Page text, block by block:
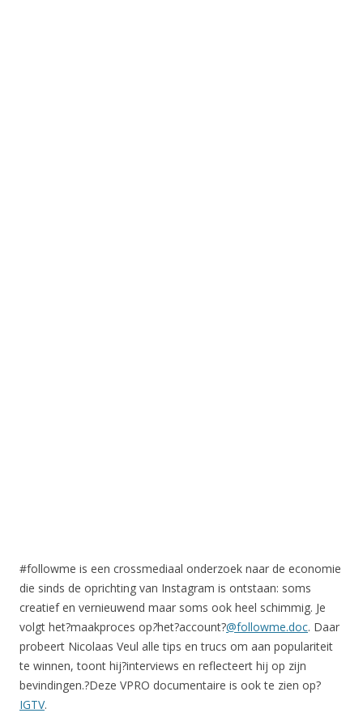
#followme is een crossmediaal onderzoek naar de economie
die sinds de oprichting van Instagram is ontstaan: soms
creatief en vernieuwend maar soms ook heel schimmig. Je
volgt het?maakproces op?het?account?@followme.doc. Daar
probeert Nicolaas Veul alle tips en trucs om aan populariteit
te winnen, toont hij?interviews en reflecteert hij op zijn
bevindingen.?Deze VPRO documentaire is ook te zien op?
IGTV.